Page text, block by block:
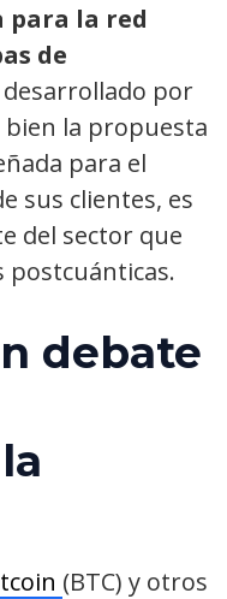
para la red
de
desarrollado por
la propuesta
para el
sus clientes, es
del sector que
postcuánticas.
debate
(BTC) y otros